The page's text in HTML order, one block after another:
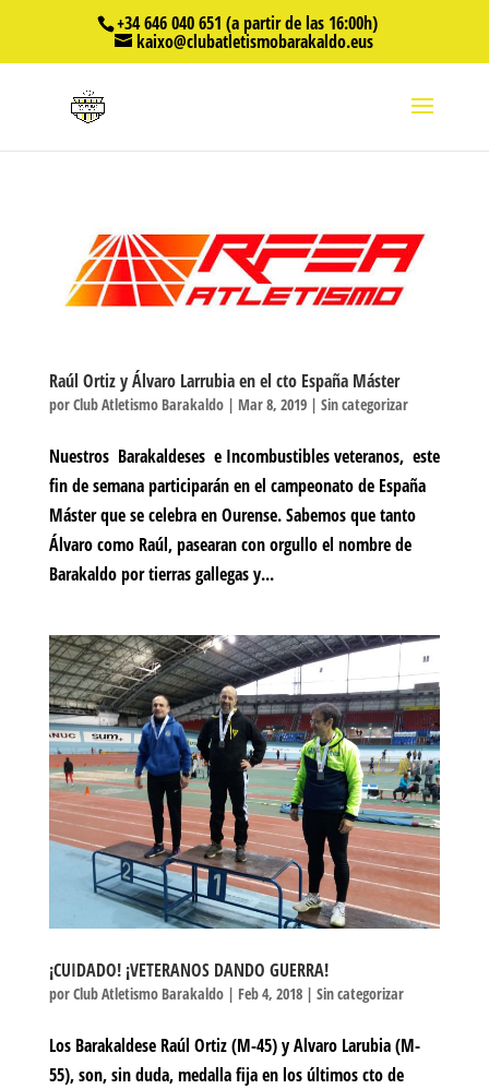
+34 646 040 651 (a partir de las 16:00h)
kaixo@clubatletismobarakaldo.eus
Raúl Ortiz y Álvaro Larrubia en el cto España Máster
porClub Atletismo Barakaldo| Mar 8, 2019| Sin categorizar
Nuestros Barakaldeses e Incombustibles veteranos, este
fin de semana participarán en el campeonato de España
Máster que se celebra en Ourense. Sabemos que tanto
Álvaro como Raúl, pasearan con orgullo el nombre de
Barakaldo por tierras gallegas y...
¡CUIDADO! ¡VETERANOS DANDO GUERRA!
porClub Atletismo Barakaldo| Feb 4, 2018| Sin categorizar
Los Barakaldese Raúl Ortiz (M-45) y Alvaro Larubia (M-
55), son, sin duda, medalla fija en los últimos cto de